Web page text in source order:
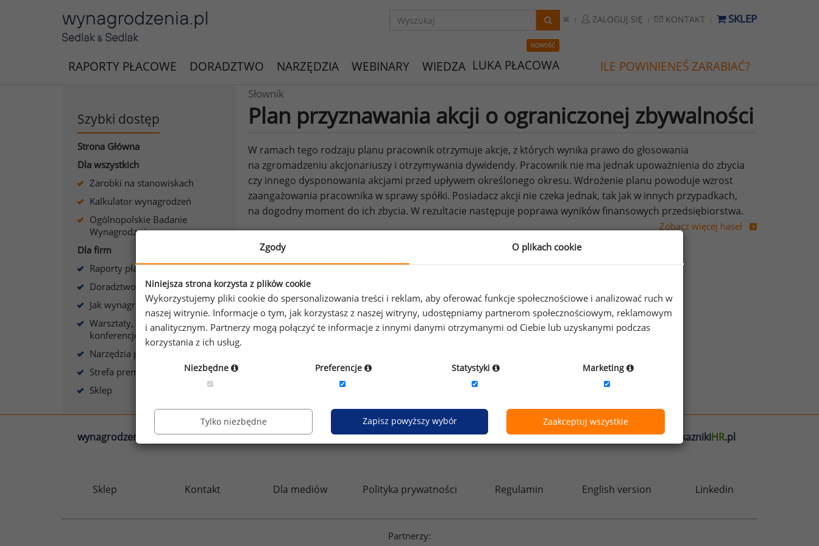
ZALOGUJ SIĘ KONTAKT SKLEP
RAPORTY PŁACOWE DORADZTWO NARZĘDZIA WEBINARY WIEDZA
NOWOŚĆ
LUKA PŁACOWA ILE POWINIENEŚ ZARABIAĆ?
Szybki dostęp
Strona Główna
Dla wszystkich
Zarobki na stanowiskach
Kalkulator wynagrodzeń
Ogólnopolskie Badanie
Wynagrodzeń
Dla firm
Raporty płacowe dla firm
Doradztwo płacowe
Jak wynagradzać?
Warsztaty, szkolenia,
konferencje
Narzędzia płacowe
Strefa premium
Sklep
Słownik
Plan przyznawania akcji o ograniczonej zbywalności
W ramach tego rodzaju planu pracownik otrzymuje akcje, z których wynika prawo do głosowania
na zgromadzeniu akcjonariuszy i otrzymywania dywidendy. Pracownik nie ma jednak upoważnienia do zbycia
czy innego dysponowania akcjami przed upływem określonego okresu. Wdrożenie planu powoduje wzrost
zaangażowania pracownika w sprawy spółki. Posiadacz akcji nie czeka jednak, tak jak w innych przypadkach,
na dogodny moment do ich zbycia. W rezultacie następuje poprawa wyników finansowych przedsiębiorstwa.
Zobacz więcej haseł
wynagrodzenia.pl sedlak.pl kfw.sedlak.pl rynekpracy.pl raportyplacowe.pl badaniaHR.pl wskaznikiHR.pl
Sklep Kontakt Dla mediów Polityka prywatności Regulamin English version Linkedin
Partnerzy:
Zgody O plikach cookie
Niniejsza strona korzysta z plików cookie
Wykorzystujemy pliki cookie do spersonalizowania treści i reklam, aby oferować funkcje społecznościowe i analizować ruch w
naszej witrynie. Informacje o tym, jak korzystasz z naszej witryny, udostępniamy partnerom społecznościowym, reklamowym
i analitycznym. Partnerzy mogą połączyć te informacje z innymi danymi otrzymanymi od Ciebie lub uzyskanymi podczas
korzystania z ich usług.
Niezbędne Preferencje Statystyki Marketing
Tylko niezbędne Zapisz powyższy wybór Zaakceptuj wszystkie